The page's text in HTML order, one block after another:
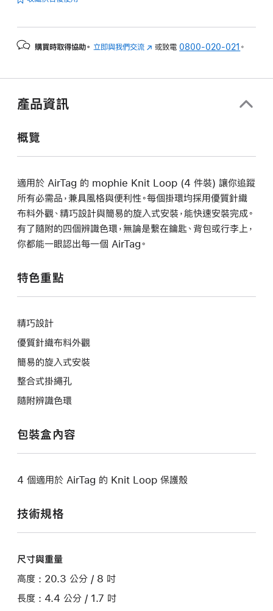
購買時取得協助。 立即與我們交流 (以 或致電 0800-020-021 。
產品資訊
概覽
適用於 AirTag 的 mophie Knit Loop (4 件裝) 讓你追蹤
所有必需品，兼具風格與便利性。每個掛環均採用優質針織
布料外觀、精巧設計與簡易的旋入式安裝，能快速安裝完成。
有了隨附的四個辨識色環，無論是繫在鑰匙、背包或行李上，
你都能一眼認出每一個 AirTag。
特色重點
精巧設計
優質針織布料外觀
簡易的旋入式安裝
整合式掛繩孔
隨附辨識色環
包裝盒內容
4 個適用於 AirTag 的 Knit Loop 保護殼
技術規格
尺寸與重量
高度 : 20.3 公分 / 8 吋
長度 : 4.4 公分 / 1.7 吋